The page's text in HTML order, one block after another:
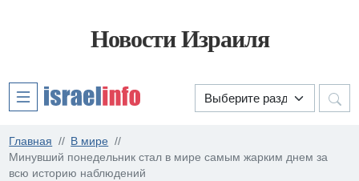
Новости Израиля
Главная
В мире
Минувший понедельник стал в мире самым жарким днем за
всю историю наблюдений